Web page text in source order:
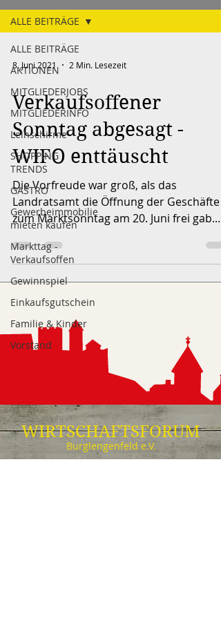
ALLE BEITRÄGE
AKTIONEN
MITGLIEDERJOBS
MITGLIEDERINFO
Leihschirme
SHOPPING
TRENDS
GASTRO
Gewerbeimmobilie
mieten kaufen
Markttag -
Verkaufsoffen
Gewinnspiel
Einkaufsgutschein
Familie & Kinder
Vorstand
ALLE BEITRÄGE
8. Juni 2021 2 Min. Lesezeit
Verkaufsoffener
Sonntag abgesagt -
WIFO enttäuscht
Die Vorfreude war groß, als das
Landratsamt die Öffnung der Geschäfte
zum Marktsonntag am 20. Juni frei gab.
WIRTSCHAFTSFORUM
Burglengenfeld e.V.